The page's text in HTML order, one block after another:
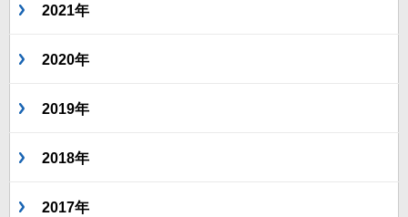
2021年
2020年
2019年
2018年
2017年